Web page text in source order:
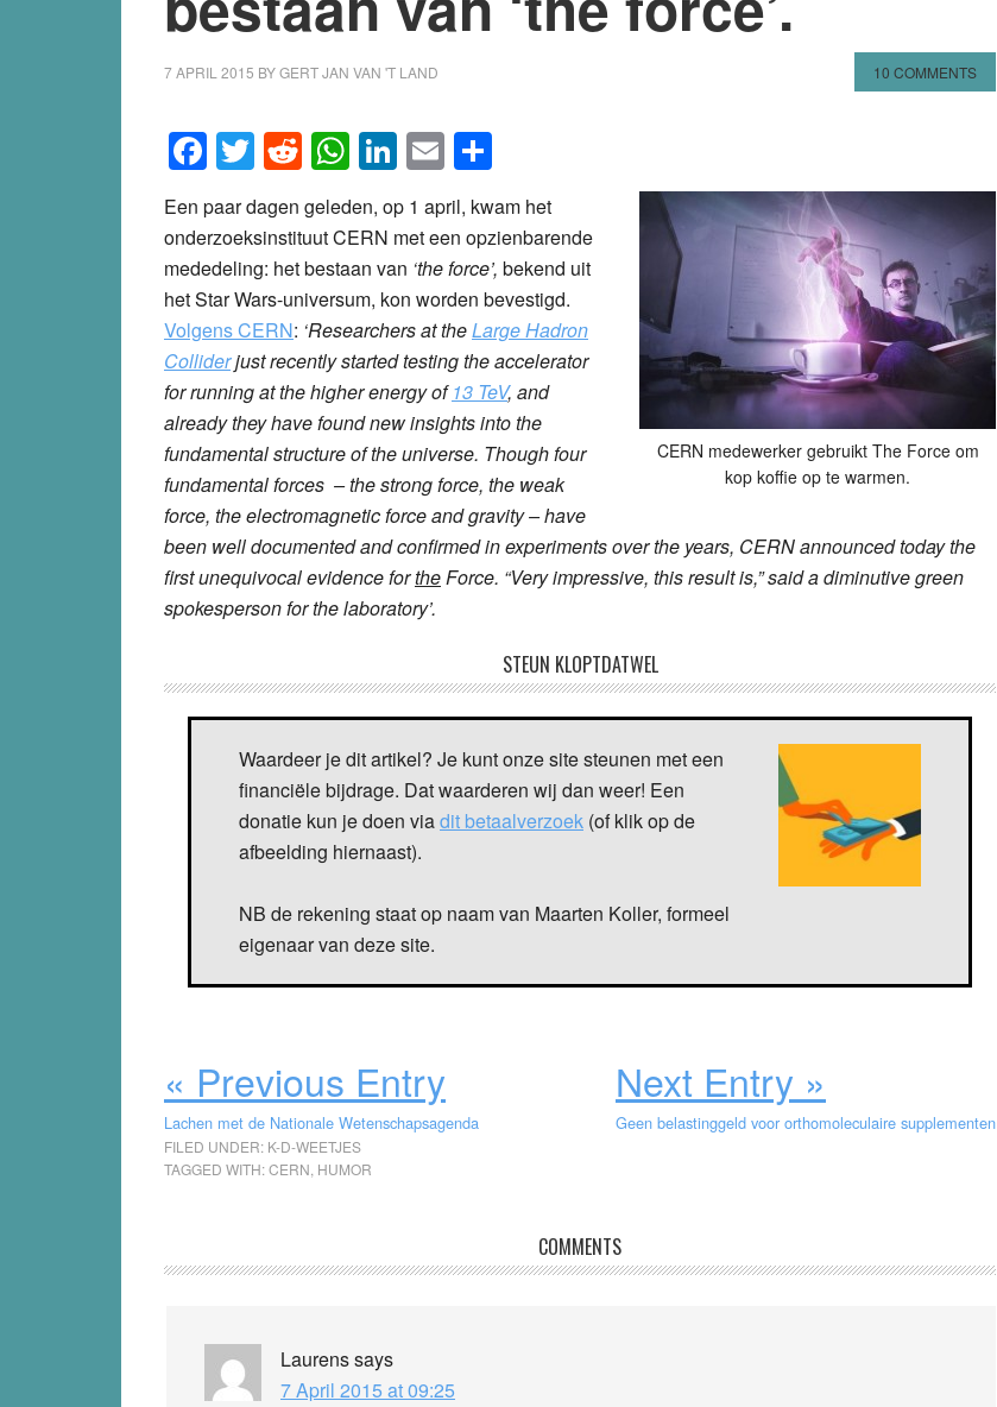
7 APRIL 2015 BYGERT JAN VAN 'T LAND 10 COMMENTS
Facebook
Twitter
Reddit
WhatsApp
LinkedIn
Email
CERN medewerker gebruikt The Force om
kop koffie op te warmen.
Een paar dagen geleden, op 1 april, kwam het
onderzoeksinstituut CERN met een opzienbarende
mededeling: het bestaan van ‘the force’, bekend uit
het Star Wars-universum, kon worden bevestigd.
Volgens CERN: ‘Researchers at theLarge Hadron
Colliderjust recently started testing the accelerator
for running at the higher energy of13 TeV, and
already they have found new insights into the
fundamental structure of the universe. Though four
fundamental forces – the strong force, the weak
force, the electromagnetic force and gravity – have
been well documented and confirmed in experiments over the years, CERN announced today the
first unequivocal evidence fortheForce. “Very impressive, this result is,” said a diminutive green
spokesperson for the laboratory’.
STEUN KLOPTDATWEL
Waardeer je dit artikel? Je kunt onze site steunen met een
financiële bijdrage. Dat waarderen wij dan weer! Een
donatie kun je doen viadit betaalverzoek (of klik op de
afbeelding hiernaast).
NB de rekening staat op naam van Maarten Koller, formeel
eigenaar van deze site.
« Previous Entry
Lachen met de Nationale Wetenschapsagenda
Next Entry »
Geen belastinggeld voor orthomoleculaire supplementen
FILED UNDER: K-D-WEETJES
TAGGED WITH:CERN HUMOR
Interactions
COMMENTS
Laurenssays
7 April 2015 at 09:25